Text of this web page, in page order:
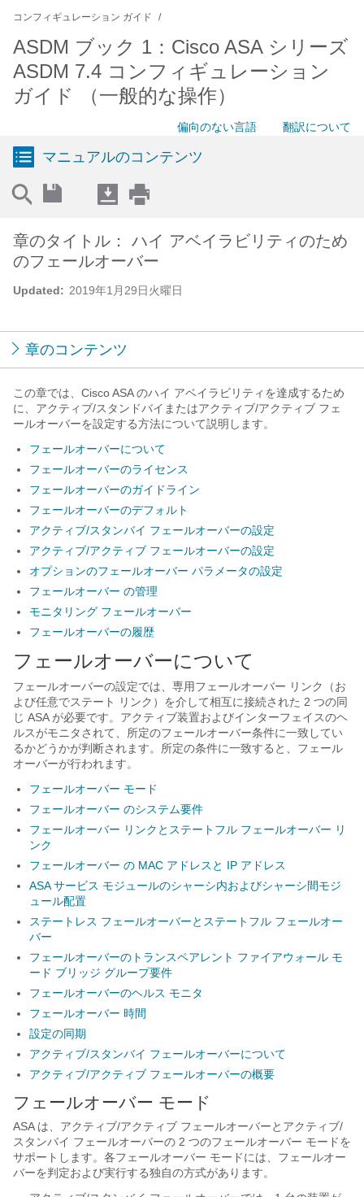
コンフィギュレーション ガイド
ASDM ブック 1：Cisco ASA シリーズ
ASDM 7.4 コンフィギュレーション
ガイド （一般的な操作）
偏向のない言語 翻訳について
マニュアルのコンテンツ
Updated: 2019年1月29日火曜日
章のタイトル： ハイ アベイラビリティのため
のフェールオーバー
章のコンテンツ
この章では、Cisco ASA のハイ アベイラビリティを達成するため
に、アクティブ/スタンドバイまたはアクティブ/アクティブ フェ
ールオーバーを設定する方法について説明します。
フェールオーバーについて
フェールオーバーのライセンス
フェールオーバーのガイドライン
フェールオーバーのデフォルト
アクティブ/スタンバイ フェールオーバーの設定
アクティブ/アクティブ フェールオーバーの設定
オプションのフェールオーバー パラメータの設定
フェールオーバー の管理
モニタリング フェールオーバー
フェールオーバーの履歴
フェールオーバーについて
フェールオーバーの設定では、専用フェールオーバー リンク（お
よび任意でステート リンク）を介して相互に接続された 2 つの同
じ ASA が必要です。アクティブ装置およびインターフェイスのヘ
ルスがモニタされて、所定のフェールオーバー条件に一致してい
るかどうかが判断されます。所定の条件に一致すると、フェール
オーバーが行われます。
フェールオーバー モード
フェールオーバー のシステム要件
フェールオーバー リンクとステートフル フェールオーバー リ
ンク
フェールオーバー の MAC アドレスと IP アドレス
ASA サービス モジュールのシャーシ内およびシャーシ間モジ
ュール配置
ステートレス フェールオーバーとステートフル フェールオー
バー
フェールオーバーのトランスペアレント ファイアウォール モ
ード ブリッジ グループ要件
フェールオーバーのヘルス モニタ
フェールオーバー 時間
設定の同期
アクティブ/スタンバイ フェールオーバーについて
アクティブ/アクティブ フェールオーバーの概要
フェールオーバー モード
ASA は、アクティブ/アクティブ フェールオーバーとアクティブ/
スタンバイ フェールオーバーの 2 つのフェールオーバー モードを
サポートします。各フェールオーバー モードには、フェールオー
バーを判定および実行する独自の方式があります。